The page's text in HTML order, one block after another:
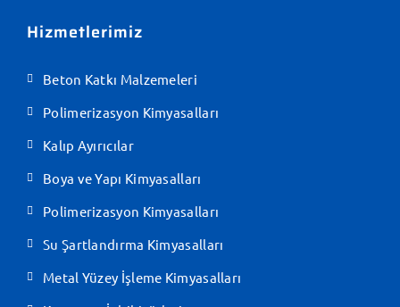
Hizmetlerimiz
Beton Katkı Malzemeleri
Polimerizasyon Kimyasalları
Kalıp Ayırıcılar
Boya ve Yapı Kimyasalları
Polimerizasyon Kimyasalları
Su Şartlandırma Kimyasalları
Metal Yüzey İşleme Kimyasalları